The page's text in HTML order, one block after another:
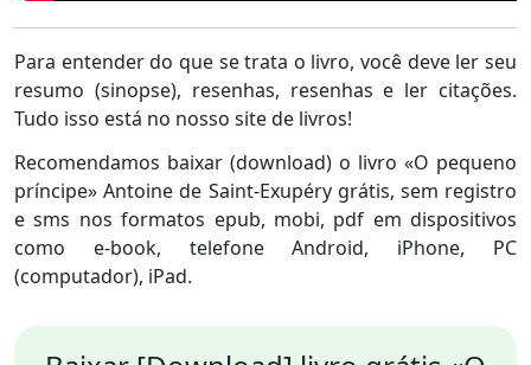
Para entender do que se trata o livro, você deve ler seu
resumo (sinopse), resenhas, resenhas e ler citações.
Tudo isso está no nosso site de livros!
Recomendamos baixar (download) o livro «O pequeno
príncipe» Antoine de Saint-Exupéry grátis, sem registro
e sms nos formatos epub, mobi, pdf em dispositivos
como e-book, telefone Android, iPhone, PC
(computador), iPad.